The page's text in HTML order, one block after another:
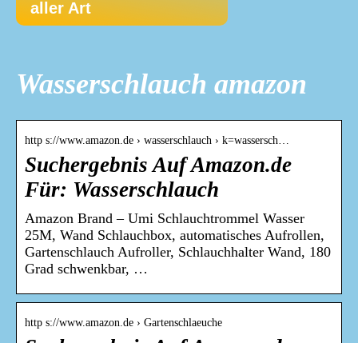
aller Art
Wasserschlauch amazon
http s://www.amazon.de › wasserschlauch › k=wassersch…
Suchergebnis Auf Amazon.de
Für: Wasserschlauch
Amazon Brand – Umi Schlauchtrommel Wasser
25M, Wand Schlauchbox, automatisches Aufrollen,
Gartenschlauch Aufroller, Schlauchhalter Wand, 180
Grad schwenkbar, …
http s://www.amazon.de › Gartenschlaeuche